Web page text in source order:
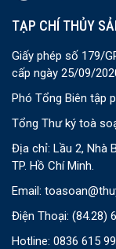
TẠP CHÍ THỦY
Giấy phép số 179/
cấp ngày 25/09/
Phó Tổng Biên tập
Tổng Thư ký toà
Địa chỉ: Lầu 2, Nhà
TP. Hồ Chí Minh.
Email:
Điện Thoại: (84.28)
Hotline: 0836 615